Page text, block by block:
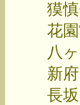
獏
花
八
新
長坂